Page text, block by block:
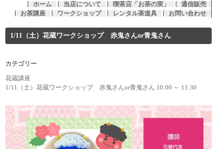
ホーム 当店について 喫茶店「お茶の実」
通信販売
お茶講座
ワークショップ レンタル茶道具 お問い合わせ
1/11（土）花蔵ワークショップ 赤鬼さんor青鬼さん
カテゴリー
花蔵講座
1/11（土）花蔵ワークショップ 赤鬼さんor青鬼さん 10:00 ～ 11:30